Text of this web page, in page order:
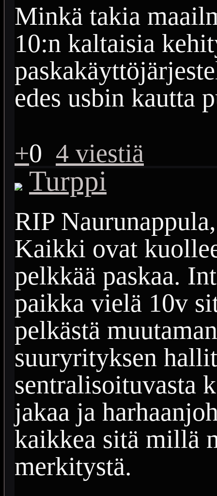
Minkä takia
10:n kaltaisia
edes usbin kautta
+0 4 viestiä
Turppi
RIP
Kaikki ovat
pelkkää paskaa.
paikka vielä 10v
pelkästä
suuryrityksen
sentralisoituvasta
jakaa ja
kaikkea sitä millä
merkitystä.